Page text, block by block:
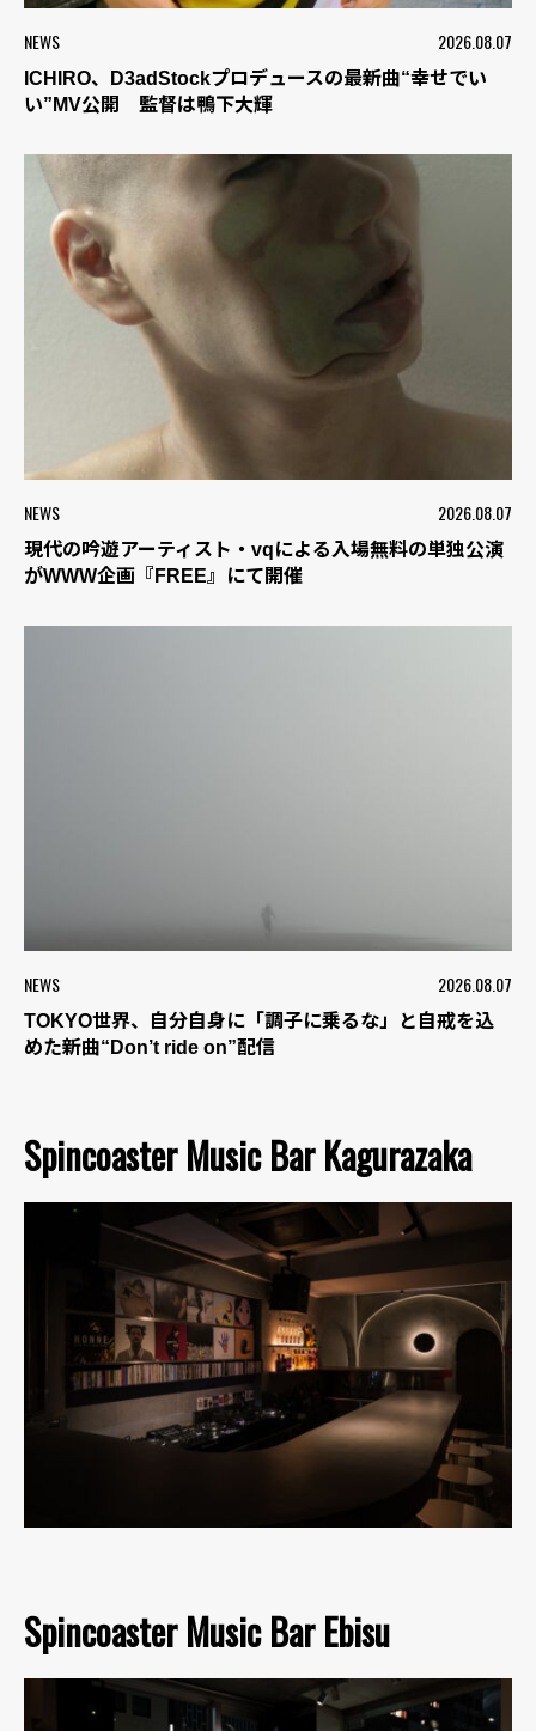
NEWS 2026.08.07
ICHIRO、D3adStockプロデュースの最新曲“幸せでい
い”MV公開 監督は鴨下大輝
NEWS 2026.08.07
現代の吟遊アーティスト・vqによる入場無料の単独公演
がWWW企画『FREE』にて開催
NEWS 2026.08.07
TOKYO世界、自分自身に「調子に乗るな」と自戒を込
めた新曲“Don’t ride on”配信
Spincoaster Music Bar Kagurazaka
Spincoaster Music Bar Ebisu